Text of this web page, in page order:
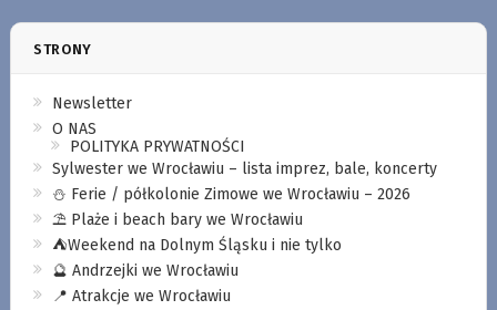
STRONY
Newsletter
O NAS
POLITYKA PRYWATNOŚCI
Sylwester we Wrocławiu – lista imprez, bale, koncerty
⛄️ Ferie / półkolonie Zimowe we Wrocławiu – 2026
⛱️ Plaże i beach bary we Wrocławiu
⛺️Weekend na Dolnym Śląsku i nie tylko
🔮 Andrzejki we Wrocławiu
📍 Atrakcje we Wrocławiu